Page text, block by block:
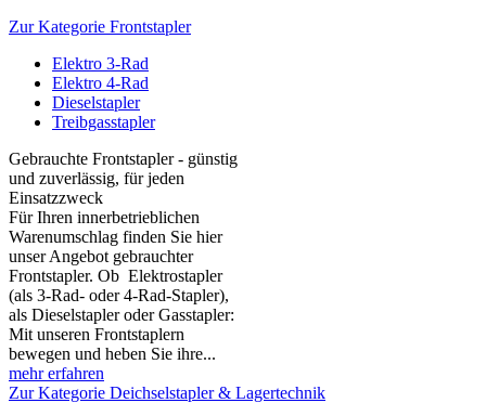
Zur Kategorie Frontstapler
Elektro 3-Rad
Elektro 4-Rad
Dieselstapler
Treibgasstapler
Gebrauchte Frontstapler - günstig
und zuverlässig, für jeden
Einsatzzweck
Für Ihren innerbetrieblichen
Warenumschlag finden Sie hier
unser Angebot gebrauchter
Frontstapler. Ob Elektrostapler
(als 3-Rad- oder 4-Rad-Stapler),
als Dieselstapler oder Gasstapler:
Mit unseren Frontstaplern
bewegen und heben Sie ihre...
mehr erfahren
Zur Kategorie Deichselstapler & Lagertechnik